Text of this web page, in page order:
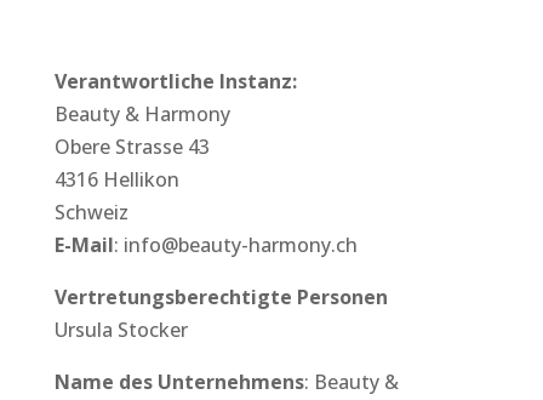
Verantwortliche Instanz:
Beauty & Harmony
Obere Strasse 43
4316 Hellikon
Schweiz
E-Mail: info@beauty-harmony.ch
Vertretungsberechtigte Personen
Ursula Stocker
Name des Unternehmens: Beauty &